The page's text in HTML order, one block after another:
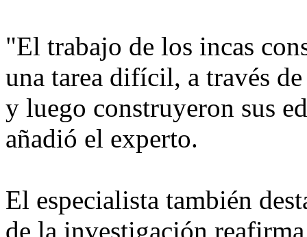
"El trabajo de los incas
una tarea difícil, a través
y luego construyeron sus
añadió el experto.
El especialista también
de la investigación